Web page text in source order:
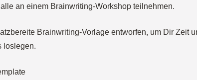
an einem Brainwriting-Workshop teilnehmen.
Brainwriting-Vorlage entworfen, um Dir Zeit
loslegen.